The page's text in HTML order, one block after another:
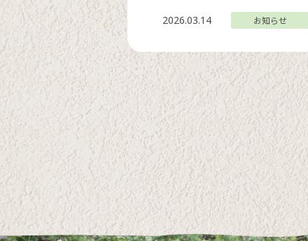
2026.03.14 お知らせ